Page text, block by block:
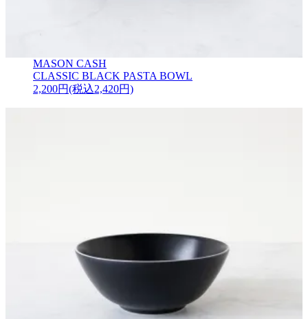
MASON CASH
CLASSIC BLACK PASTA BOWL
2,200円(税込2,420円)